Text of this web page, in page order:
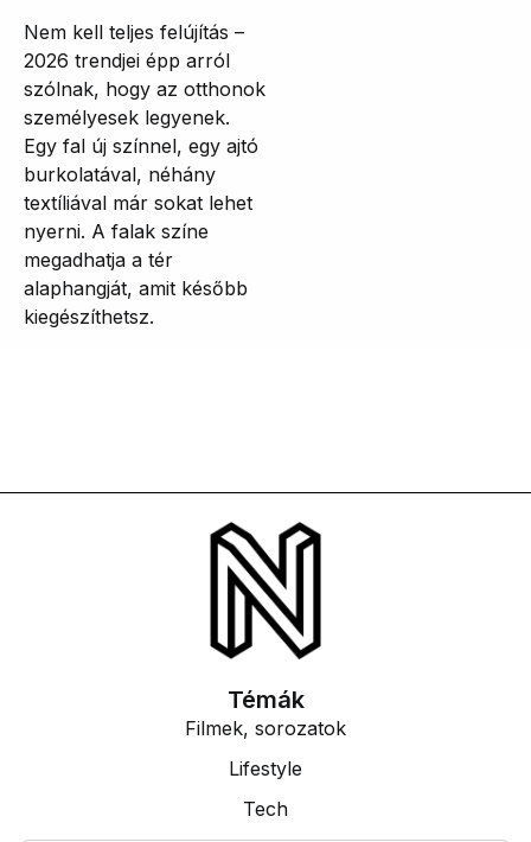
Nem kell teljes felújítás –
2026 trendjei épp arról
szólnak, hogy az otthonok
személyesek legyenek.
Egy fal új színnel, egy ajtó
burkolatával, néhány
textíliával már sokat lehet
nyerni. A falak színe
megadhatja a tér
alaphangját, amit később
kiegészíthetsz.
Témák
Filmek, sorozatok
Lifestyle
Tech